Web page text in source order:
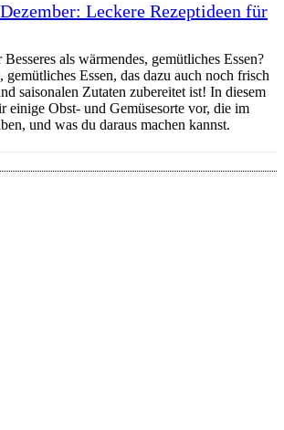
Leckere Rezeptideen für
als wärmendes, gemütliches Essen?
Essen, das dazu auch noch frisch
saisonalen Zutaten zubereitet ist! In diesem
einige Obst- und Gemüsesorte vor, die im
und was du daraus machen kannst.